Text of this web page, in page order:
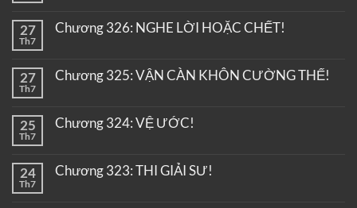
27
Th7
Chương 326: NGHE LỜI HOẶC CHẾT!
27
Th7
Chương 325: VẬN CÀN KHÔN CƯỜNG THẾ!
25
Th7
Chương 324: VỆ ƯỚC!
24
Th7
Chương 323: THI GIẢI SƯ!